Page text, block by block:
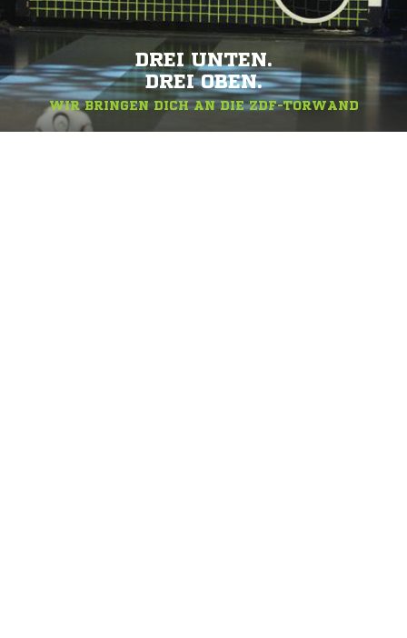
DREI UNTEN.
DREI OBEN.
WIR BRINGEN DICH AN DIE ZDF-TORWAND